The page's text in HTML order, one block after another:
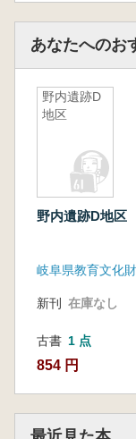
あなたへのお
野内遺跡D
地区
野内遺跡D地区
新刊 在庫なし
古書 1 点
854 円